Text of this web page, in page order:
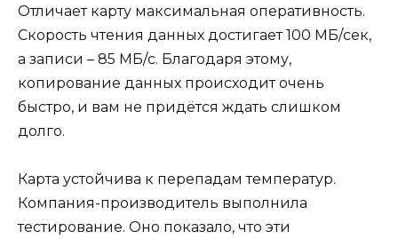
Отличает карту максимальная оперативность.
Скорость чтения данных достигает 100 МБ/сек,
а записи – 85 МБ/с. Благодаря этому,
копирование данных происходит очень
быстро, и вам не придётся ждать слишком
долго.
Карта устойчива к перепадам температур.
Компания-производитель выполнила
тестирование. Оно показало, что эти